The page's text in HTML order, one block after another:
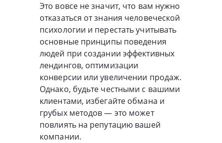
Это вовсе не значит, что вам нужно
отказаться от знания человеческой
психологии и перестать учитывать
основные принципы поведения
людей при создании эффективных
лендингов, оптимизации
конверсии или увеличении продаж.
Однако, будьте честными с вашими
клиентами, избегайте обмана и
грубых методов — это может
повлиять на репутацию вашей
компании.